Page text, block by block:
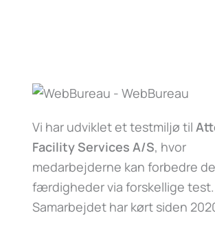
Vi har udviklet et testmiljø til
Facility Services A/S, hvor
medarbejderne kan forbedre
færdigheder via forskellige test.
Samarbejdet har kørt siden